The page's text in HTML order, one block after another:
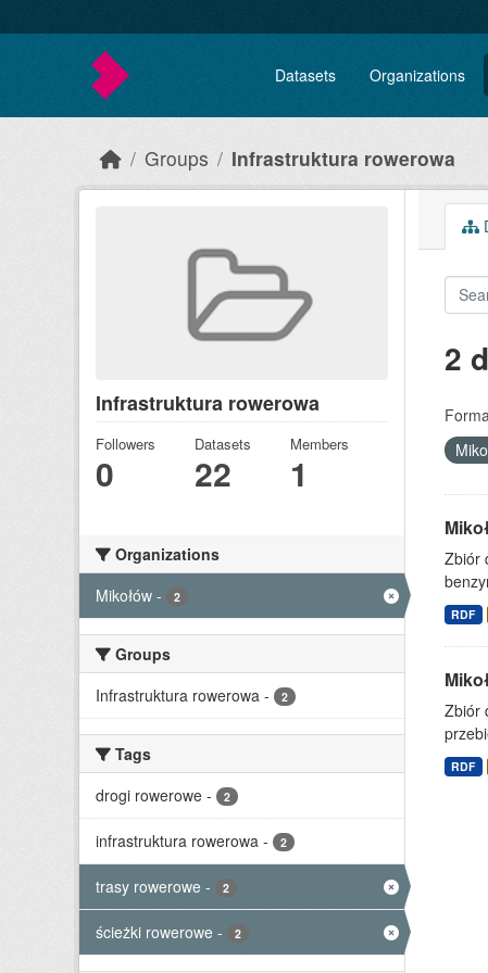
Datasets Organizations
Groups Infrastruktura rowerowa
Infrastruktura rowerowa
Followers
0
Datasets
22
Members
1
Organizations
Mikołów - 2
Groups
Infrastruktura rowerowa - 2
Tags
drogi rowerowe - 2
infrastruktura rowerowa - 2
trasy rowerowe - 2
ścieżki rowerowe - 2
2
Zbiór
RDF
Zbiór
RDF